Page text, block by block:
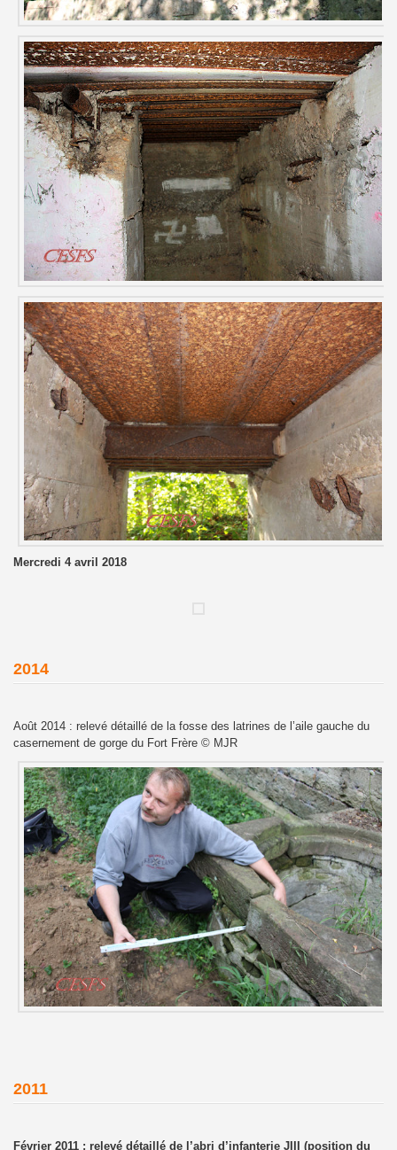
Mercredi 4 avril 2018
2014
Août 2014 : relevé détaillé de la fosse des latrines de l’aile gauche du
casernement de gorge du Fort Frère © MJR
2011
Février 2011 : relevé détaillé de l’abri d’infanterie JIII (position du